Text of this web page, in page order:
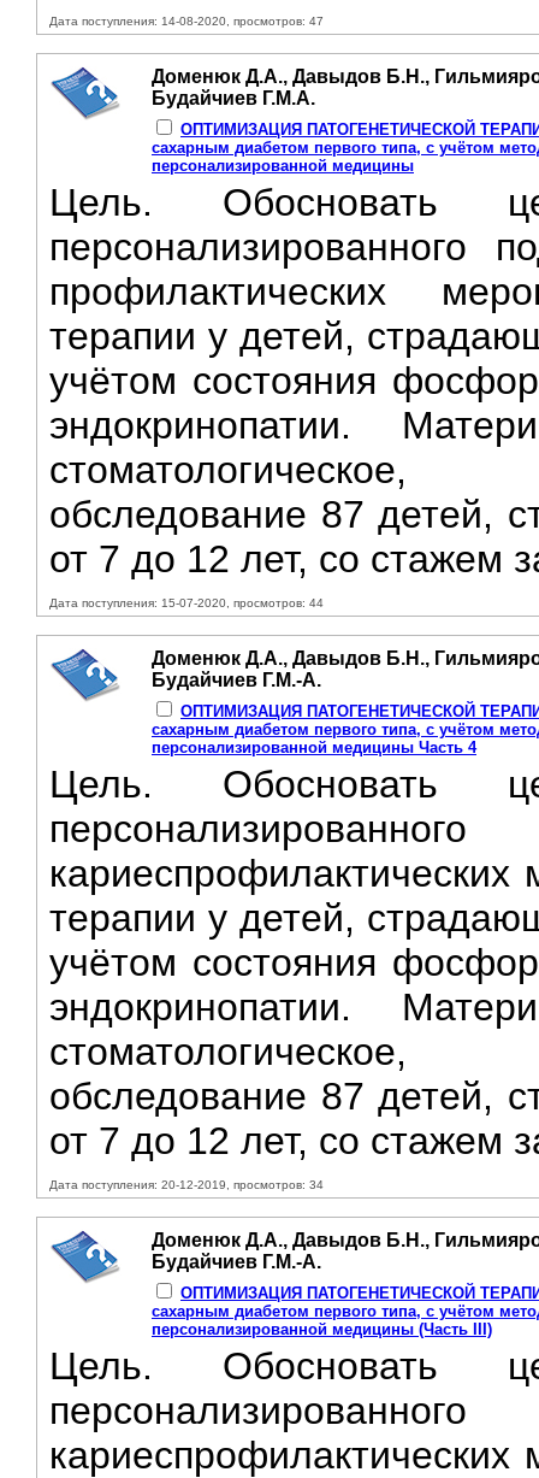
Дата поступления: 14-08-2020, просмотров: 47
Доменюк Д.А., Давыдов Б.Н.,
Будайчиев Г.М.А.
ОПТИМИЗАЦИЯ ПАТОГЕНЕТИЧЕСКОЙ ТЕРАПИИ
сахарным диабетом первого типа, с учётом
персонализированной медицины
Цель. Обосновать
персонализированного
профилактических
терапии у детей,
учётом состояния
эндокринопатии.
стоматологическое,
обследование 87 детей,
от 7 до 12 лет, со стажем
Дата поступления: 15-07-2020, просмотров: 44
Доменюк Д.А., Давыдов Б.Н.,
Будайчиев Г.М.-А.
ОПТИМИЗАЦИЯ ПАТОГЕНЕТИЧЕСКОЙ ТЕРАПИИ
сахарным диабетом первого типа, с учётом
персонализированной медицины Часть 4
Цель. Обосновать
кариеспрофилактических
терапии у детей,
учётом состояния
эндокринопатии.
стоматологическое,
обследование 87 детей,
от 7 до 12 лет, со стажем
Дата поступления: 20-12-2019, просмотров: 34
Доменюк Д.А., Давыдов Б.Н.,
Будайчиев Г.М.-А.
ОПТИМИЗАЦИЯ ПАТОГЕНЕТИЧЕСКОЙ ТЕРАПИИ
сахарным диабетом первого типа, с учётом
персонализированной медицины (Часть III)
Цель. Обосновать
кариеспрофилактических